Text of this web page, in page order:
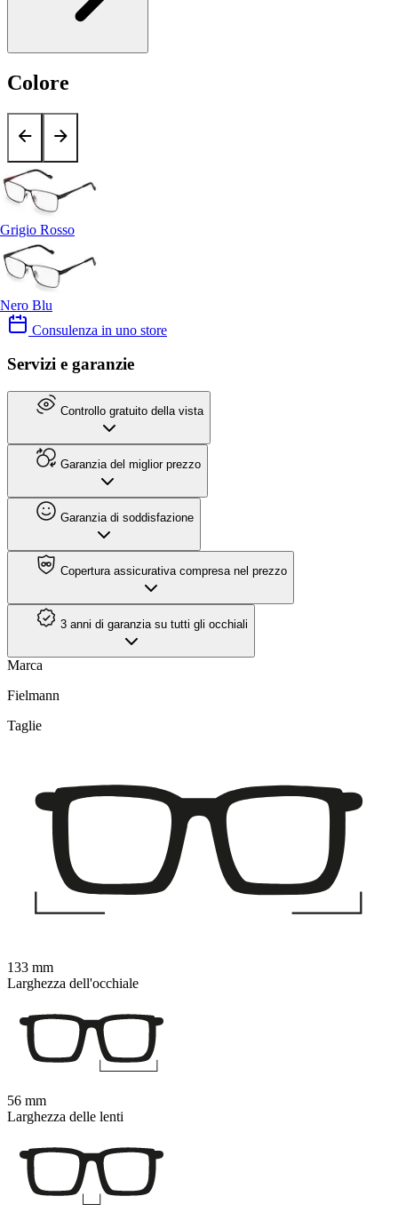
Colore
Grigio Rosso
Nero Blu
Consulenza in uno store
Servizi e garanzie
Controllo gratuito della vista
Garanzia del miglior prezzo
Garanzia di soddisfazione
Copertura assicurativa compresa nel prezzo
3 anni di garanzia su tutti gli occhiali
Marca
Fielmann
Taglie
133 mm
Larghezza dell'occhiale
56 mm
Larghezza delle lenti